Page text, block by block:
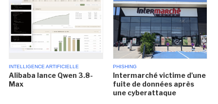
INTELLIGENCE ARTIFICIELLE
Alibaba lance Qwen 3.8-
Max
PHISHING
Intermarché victime d'une
fuite de données après
une cyberattaque